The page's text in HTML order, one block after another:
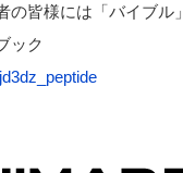
の皆様には「バイブル
ック